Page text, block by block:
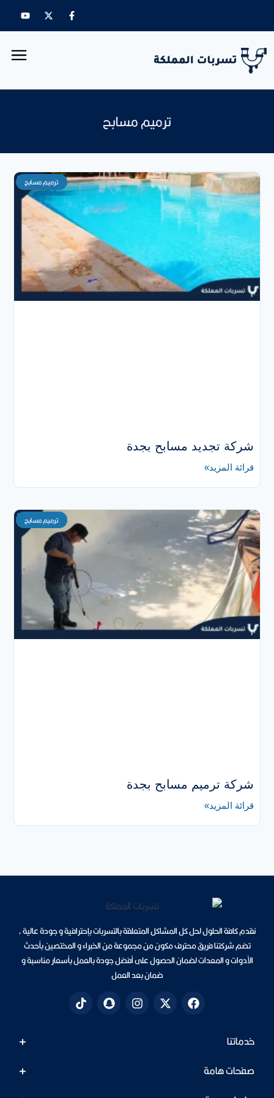
ترميم مسابح
ترميم مسابح
شركة تجديد مسابح بجدة
قرائة المزيد»
ترميم مسابح
شركة ترميم مسابح بجدة
قرائة المزيد»
نقدم كافة الحلول لحل كل المشاكل المتعلقة بالتسربات بإحترافية و جودة عالية ،
تضم شركتنا فريق محترف مكون من مجموعة من الخبراء و المختصين بأحدث
الأدوات و المعدات لضمان الحصول على أفضل جودة بالعمل بأسعار مناسبة و
ضمان بعد العمل
خدماتنا
صفحات هامة